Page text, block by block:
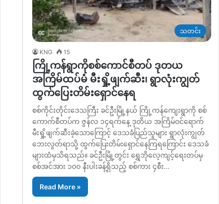
သတင်း
KNG 15
ကြို့ကန်ရွာကိုစစ်ကောင်စီတပ် ဒုတယ
အကြိမ်ထပ်မံ မီးရှို့ဖျက်ဆီး၊ ရွာလုံးကျွတ်
ထွက်ပြေးတိမ်းရှောင်နေရ
စစ်ကိုင်းတိုင်းဒေသကြီး ခင်ဦးမြို့နယ် ကြို့ကန်ကျေးရွာကို စစ်
ကောက်စီတပ်က ဇွန်လ ၁၄ရက်နေ့ ဒုတိယ အကြိမ်ဝင်ရောက်
မီးရှို့ဖျက်ဆီးခဲ့သောကြောင့် ဒေသခံပြည်သူများ ရွာလုံးကျွတ်
ဘေးလွတ်ရာသို့ ထွက်ပြေးတိမ်းရှောင်နေကြရကြောင်း ဒေသခံ
များထံမှသိရသည်။ ခင်ဦးမြို့တွင်း ရွှေဘိုလေ့ကျင့်ရေးတပ်မှ
စစ်အင်အား ၁၀၀ နီးပါးခန့်ရှိသည့် စစ်ကား ၄စီး…
Read More »